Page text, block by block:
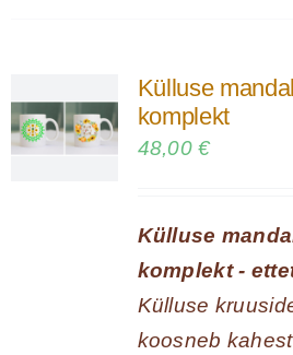
varianti.
Külluse
komplekt
48,00€
Külluse
komplekt -
Külluse
koosneb